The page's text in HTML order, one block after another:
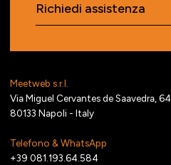
Meetweb s.r.l.
Via Miguel Cervantes de Saavedra, 64
80133 Napoli - Italy
Telefono & WhatsApp
+39 081.193.64.584
Richiedi assistenza